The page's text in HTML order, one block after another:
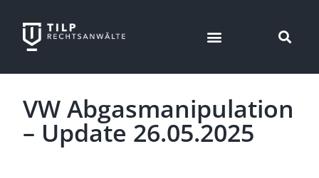
VW Abgasmanipulation
– Update 26.05.2025